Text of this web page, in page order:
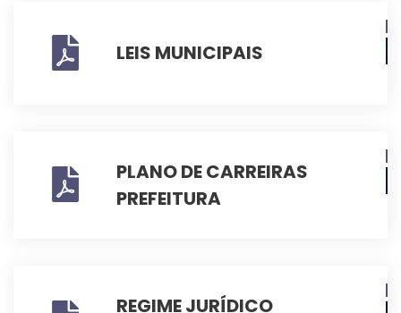
LEIS MUNICIPAIS
PLANO DE CARREIRAS
PREFEITURA
REGIME JURÍDICO